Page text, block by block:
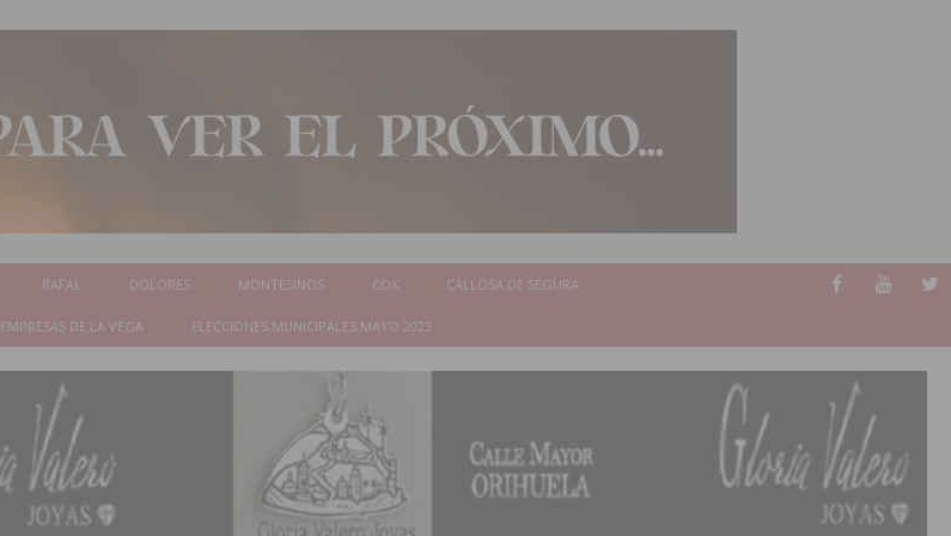
RAFAL DOLORES MONTESINOS COX CALLOSA DE SEGURA
EMPRESAS DE LA VEGA ELECCIONES MUNICIPALES MAYO 2023